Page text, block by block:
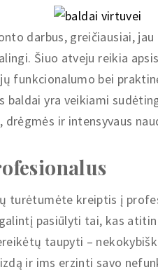
darbus, greičiausiai,
Šiuo atveju reikia
funkcionalumo bei
baldai yra veikiami
ir intensyvaus
turėtumėte kreiptis į
pasiūlyti tai, kas
taupyti –
ir ims erzinti savo